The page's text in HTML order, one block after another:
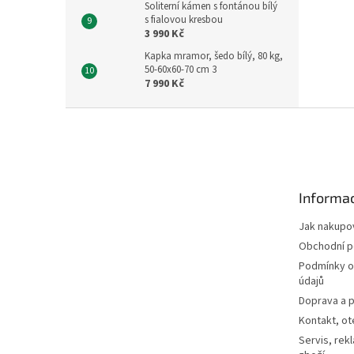
Soliterní kámen s fontánou bílý
s fialovou kresbou
3 990 Kč
Kapka mramor, šedo bílý, 80 kg,
50-60x60-70 cm 3
7 990 Kč
Jak
Obchodní
Podmínky
údajů
Doprava a
Kontakt,
Servis,